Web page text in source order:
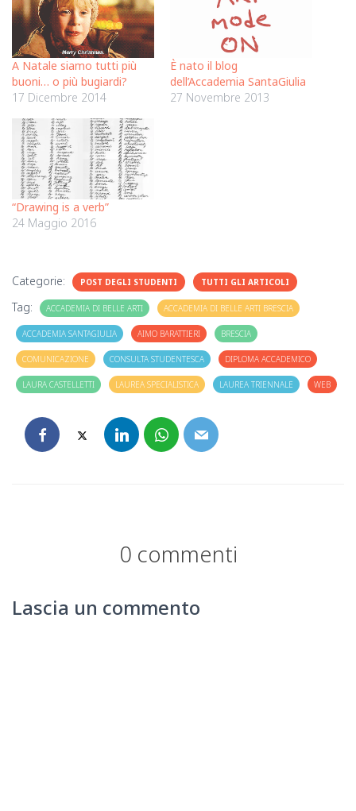
A Natale siamo tutti più
buoni… o più bugiardi?
17 Dicembre 2014
È nato il blog
dell’Accademia SantaGiulia
27 Novembre 2013
“Drawing is a verb”
24 Maggio 2016
Categorie: POST DEGLI STUDENTI TUTTI GLI ARTICOLI
Tag: ACCADEMIA DI BELLE ARTI ACCADEMIA DI BELLE ARTI BRESCIA
ACCADEMIA SANTAGIULIA AIMO BARATTIERI BRESCIA
COMUNICAZIONE CONSULTA STUDENTESCA DIPLOMA ACCADEMICO
LAURA CASTELLETTI LAUREA SPECIALISTICA LAUREA TRIENNALE WEB
0 commenti
Lascia un commento